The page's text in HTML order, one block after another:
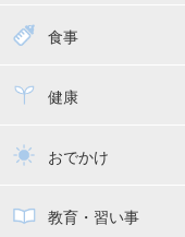
赤ちゃんのお世話
寝かしつけ
トイトレ
食事
離乳食健康
乳幼児健診・予防接種
おでかけ
子供とおでかけ
教育・習い事